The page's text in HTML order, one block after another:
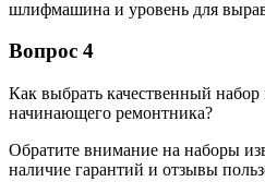
шлифмашина и уровень для
Вопрос 4
Как выбрать качественный набор
начинающего ремонтника?
Обратите внимание на наборы
наличие гарантий и отзывы